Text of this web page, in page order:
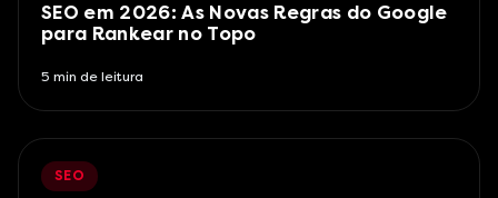
SEO em 2026: As Novas Regras do Google
para Rankear no Topo
5 min de leitura
SEO